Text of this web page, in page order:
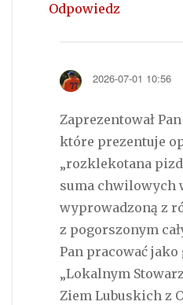
Odpowiedz
2026-07-01 10:56
Zaprezentował
które prezentuje
„rozklekotana
suma chwilowych
wyprowadzoną z
z pogorszonym
Pan pracować
„Lokalnym
Ziem Lubuskich z